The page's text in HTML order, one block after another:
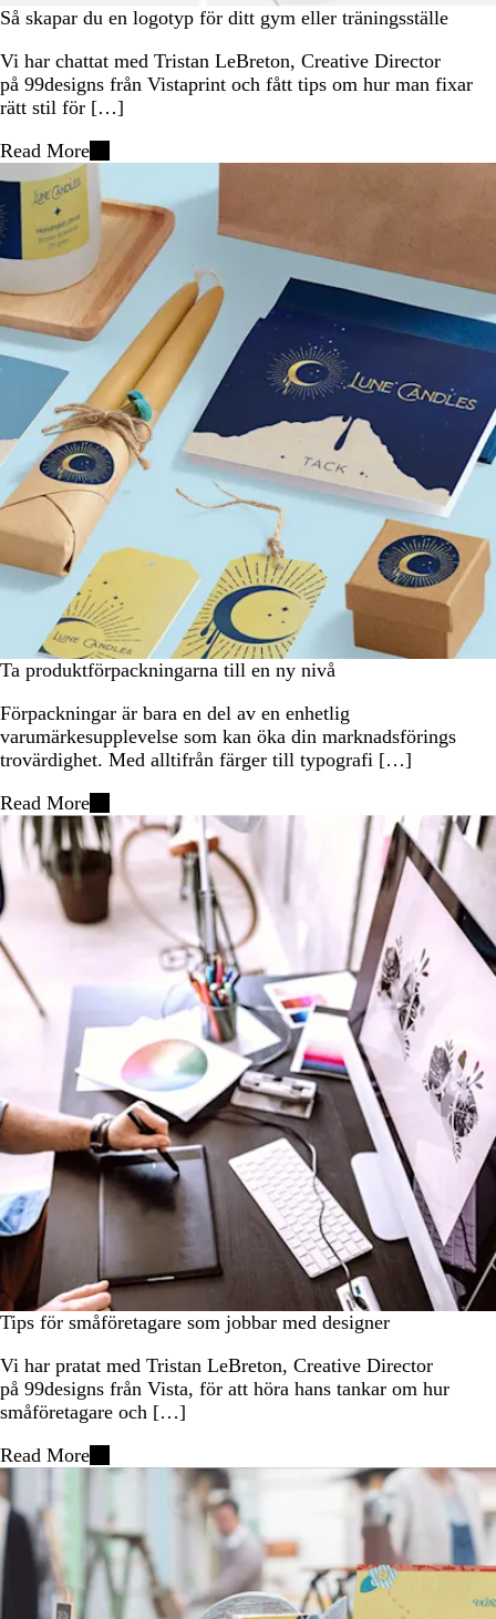
Så skapar du en logotyp för ditt gym eller träningsställe
Vi har chattat med Tristan LeBreton, Creative Director
på 99designs från Vistaprint och fått tips om hur man fixar
rätt stil för […]
Read More
Ta produktförpackningarna till en ny nivå
Förpackningar är bara en del av en enhetlig
varumärkesupplevelse som kan öka din marknadsförings
trovärdighet. Med alltifrån färger till typografi […]
Read More
Tips för småföretagare som jobbar med designer
Vi har pratat med Tristan LeBreton, Creative Director
på 99designs från Vista, för att höra hans tankar om hur
småföretagare och […]
Read More